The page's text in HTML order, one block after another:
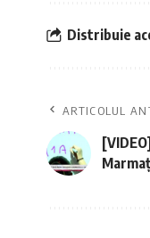
Distribuie
ARTICOLUL